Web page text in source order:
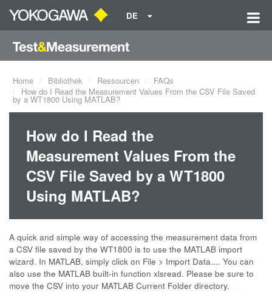
DE
Home Bibliothek Ressourcen
FAQs
How do I Read the Measurement Values From the CSV File Saved
by a WT1800 Using MATLAB?
How do I Read the
Measurement Values From the
CSV File Saved by a WT1800
Using MATLAB?
A quick and simple way of accessing the measurement data from
a CSV file saved by the WT1800 is to use the MATLAB import
wizard. In MATLAB, simply click on File > Import Data.... You can
also use the MATLAB built-in function xlsread. Please be sure to
move the CSV into your MATLAB Current Folder directory.